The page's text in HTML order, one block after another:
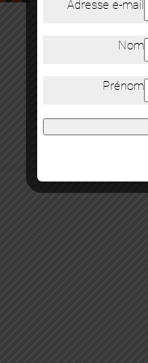
Adresse e-mail
Nom
Prénom